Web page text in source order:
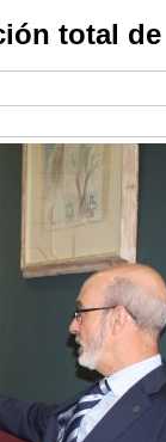
total de